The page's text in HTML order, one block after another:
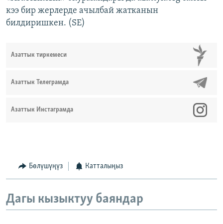
кээ бир жерлерде ачылбай жатканын
билдиришкен. (SE)
Азаттык тиркемеси
Азаттык Телеграмда
Азаттык Инстаграмда
Бөлүшүңүз Катталыңыз
Дагы кызыктуу баяндар